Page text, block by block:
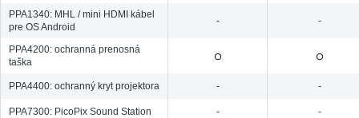
PPA1340: MHL / mini HDMI kábel
pre OS Android
- -
PPA4200: ochranná prenosná
taška
PPA4400: ochranný kryt projektora - -
PPA7300: PicoPix Sound Station - -